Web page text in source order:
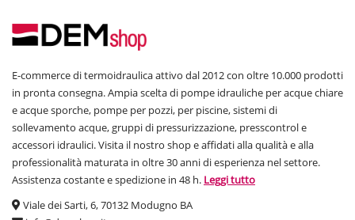
E-commerce di termoidraulica attivo dal 2012 con oltre 10.000 prodotti
in pronta consegna. Ampia scelta di pompe idrauliche per acque chiare
e acque sporche, pompe per pozzi, per piscine, sistemi di
sollevamento acque, gruppi di pressurizzazione, presscontrol e
accessori idraulici. Visita il nostro shop e affidati alla qualità e alla
professionalità maturata in oltre 30 anni di esperienza nel settore.
Assistenza costante e spedizione in 48 h. Leggi tutto
Viale dei Sarti, 6, 70132 Modugno BA